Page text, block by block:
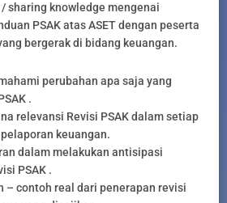
sharing knowledge mengenai
PSAK atas ASET dengan peserta
bergerak di bidang keuangan.
perubahan apa saja yang
.
relevansi Revisi PSAK dalam setiap
keuangan.
dalam melakukan antisipasi
PSAK .
– contoh real dari penerapan revisi